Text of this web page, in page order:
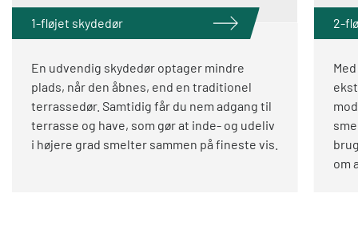
1-fløjet skydedør
En udvendig skydedør optager mindre
plads, når den åbnes, end en traditionel
terrassedør. Samtidig får du nem adgang til
terrasse og have, som gør at inde- og udeliv
i højere grad smelter sammen på fineste vis.
2-
om